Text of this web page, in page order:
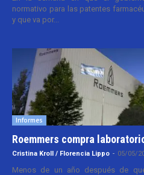
normativo para las patentes
y que va por...
Informes
Roemmers compra
Cristina Kroll / Florencia Lippo - 05/05/
Menos de un año después de